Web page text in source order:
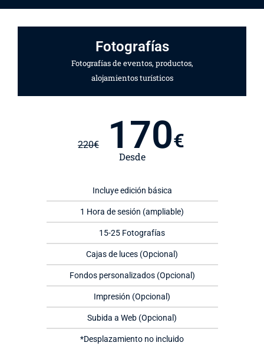
Fotografías
Fotografías de eventos, productos,
alojamientos turísticos
220€ 170€
Desde
Incluye edición básica
1 Hora de sesión (ampliable)
15-25 Fotografías
Cajas de luces (Opcional)
Fondos personalizados (Opcional)
Impresión (Opcional)
Subida a Web (Opcional)
*Desplazamiento no incluido